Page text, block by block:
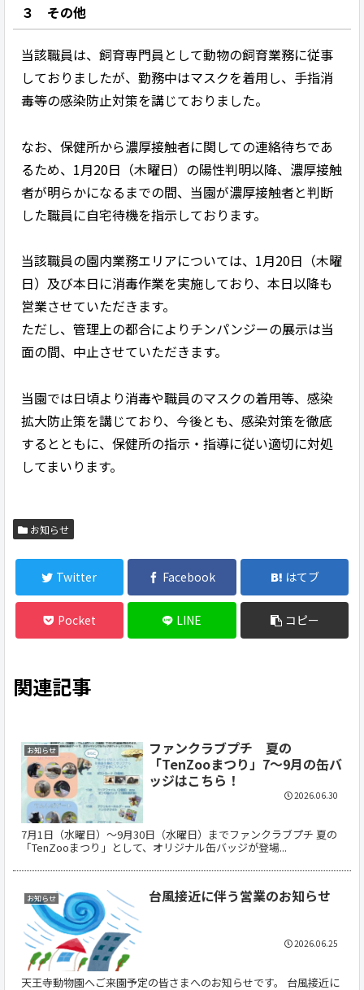
３ その他
当該職員は、飼育専門員として動物の飼育業務に従事
しておりましたが、勤務中はマスクを着用し、手指消
毒等の感染防止対策を講じておりました。
なお、保健所から濃厚接触者に関しての連絡待ちであ
るため、1月20日（木曜日）の陽性判明以降、濃厚接触
者が明らかになるまでの間、当園が濃厚接触者と判断
した職員に自宅待機を指示しております。
当該職員の園内業務エリアについては、1月20日（木曜
日）及び本日に消毒作業を実施しており、本日以降も
営業させていただきます。
ただし、管理上の都合によりチンパンジーの展示は当
面の間、中止させていただきます。
当園では日頃より消毒や職員のマスクの着用等、感染
拡大防止策を講じており、今後とも、感染対策を徹底
するとともに、保健所の指示・指導に従い適切に対処
してまいります。
お知らせ
Twitter Facebook はてブ
Pocket LINE コピー
関連記事
お知らせ
ファンクラブプチ 夏の
「TenZooまつり」7～9月の缶バ
ッジはこちら！
7月1日（水曜日）～9月30日（水曜日）までファンクラブプチ 夏の
「TenZooまつり」として、オリジナル缶バッジが登場...
2026.06.30
お知らせ 台風接近に伴う営業のお知らせ
天王寺動物園へご来園予定の皆さまへのお知らせです。 台風接近に
2026.06.25